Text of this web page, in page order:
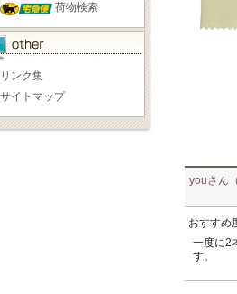
荷物検索
リンク集
サイトマップ
youさん
おすすめ
一度に2
す。